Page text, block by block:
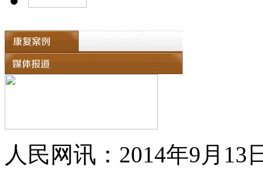
人民网讯：2014年9月